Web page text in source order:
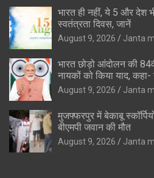
भारत ही नहीं, ये 5 और देश
स्वतंत्रता दिवस, जानें
August 9, 2026 Janta
भारत छोड़ो आंदोलन की 84वीं
नायकों को किया याद,
August 9, 2026 Janta
मुजफ्फरपुर में बेकाबू
बीएमपी जवान की मौत
August 9, 2026 Janta